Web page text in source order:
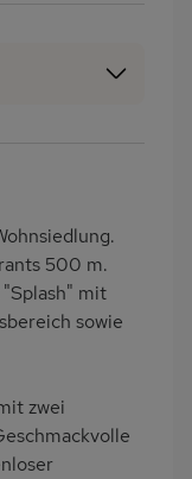
500 m.
mit
sowie
zwei